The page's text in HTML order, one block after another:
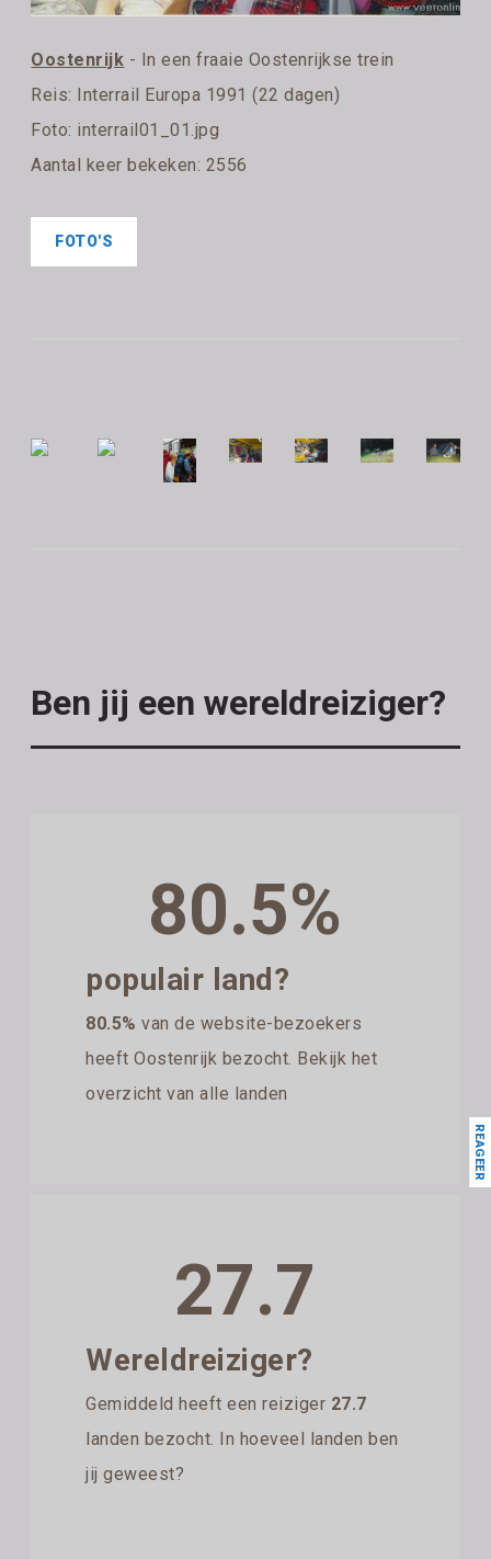
Oostenrijk - In een fraaie Oostenrijkse trein
Reis: Interrail Europa 1991 (22 dagen)
Foto: interrail01_01.jpg
Aantal keer bekeken: 2556
FOTO'S
Ben jij een wereldreiziger?
80.5%
populair land?
80.5% van de website-bezoekers
heeft Oostenrijk bezocht. Bekijk het
overzicht van alle landen
27.7
Wereldreiziger?
Gemiddeld heeft een reiziger 27.7
landen bezocht. In hoeveel landen ben
jij geweest?
REAGEER